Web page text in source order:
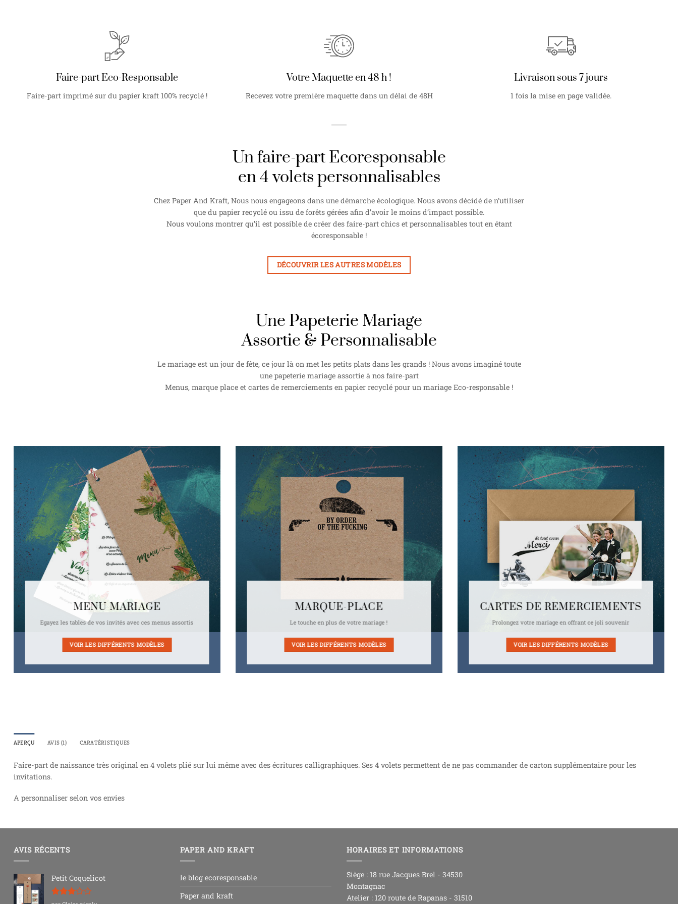
Faire-part Eco-Responsable
Faire-part imprimé sur du papier kraft 100% recyclé !
Votre Maquette en 48 h !
Recevez votre première maquette dans un délai de 48H
Livraison sous 7 jours
1 fois la mise en page validée.
Un faire-part Ecoresponsable
en 4 volets personnalisables
Chez Paper And Kraft, Nous nous engageons dans une démarche écologique. Nous avons décidé de n’utiliser
que du papier recyclé ou issu de forêts gérées afin d’avoir le moins d’impact possible.
Nous voulons montrer qu’il est possible de créer des faire-part chics et personnalisables tout en étant
écoresponsable !
DÉCOUVRIR LES AUTRES MODÈLES
Une Papeterie Mariage
Assortie & Personnalisable
Le mariage est un jour de fête, ce jour là on met les petits plats dans les grands ! Nous avons imaginé toute
une papeterie mariage assortie à nos faire-part
Menus, marque place et cartes de remerciements en papier recyclé pour un mariage Eco-responsable !
MENU MARIAGE
Egayez les tables de vos invités avec ces menus assortis
VOIR LES DIFFÉRENTS MODÈLES
MARQUE-PLACE
Le touche en plus de votre mariage !
VOIR LES DIFFÉRENTS MODÈLES
CARTES DE REMERCIEMENTS
Prolongez votre mariage en offrant ce joli souvenir
VOIR LES DIFFÉRENTS MODÈLES
APERÇU AVIS (1) CARATÉRISTIQUES
Faire-part de naissance très original en 4 volets plié sur lui même avec des écritures calligraphiques. Ses 4 volets permettent de ne pas commander de carton supplémentaire pour les
invitations.
A personnaliser selon vos envies
AVIS RÉCENTS
Petit Coquelicot
PAPER AND KRAFT
le blog ecoresponsable
Paper and kraft
HORAIRES ET INFORMATIONS
Siège : 18 rue Jacques Brel - 34530
Montagnac
Atelier : 120 route de Rapanas - 31510